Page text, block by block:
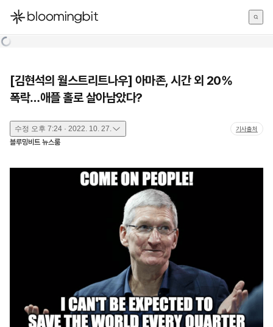
한국어
[김현석의 월스트리트나우] 아마존, 시간 외 20%
폭락…애플 홀로 살아남았다?
수정 오후 7:24 · 2022. 10. 27. 기사출처
블루밍비트 뉴스룸